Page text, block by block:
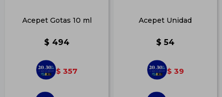
Acepet Gotas 10 ml
$ 494
$ 357
Acepet Unidad
$ 54
$ 39